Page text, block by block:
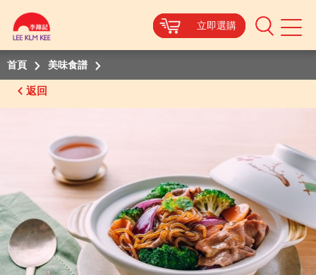
立即選購
Mobile
立即選購
立即選購
立即選購
首頁 美味食譜
返回